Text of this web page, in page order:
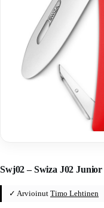
Swj02 – Swiza J02 Junior
✓ Arvioinut Timo Lehtinen